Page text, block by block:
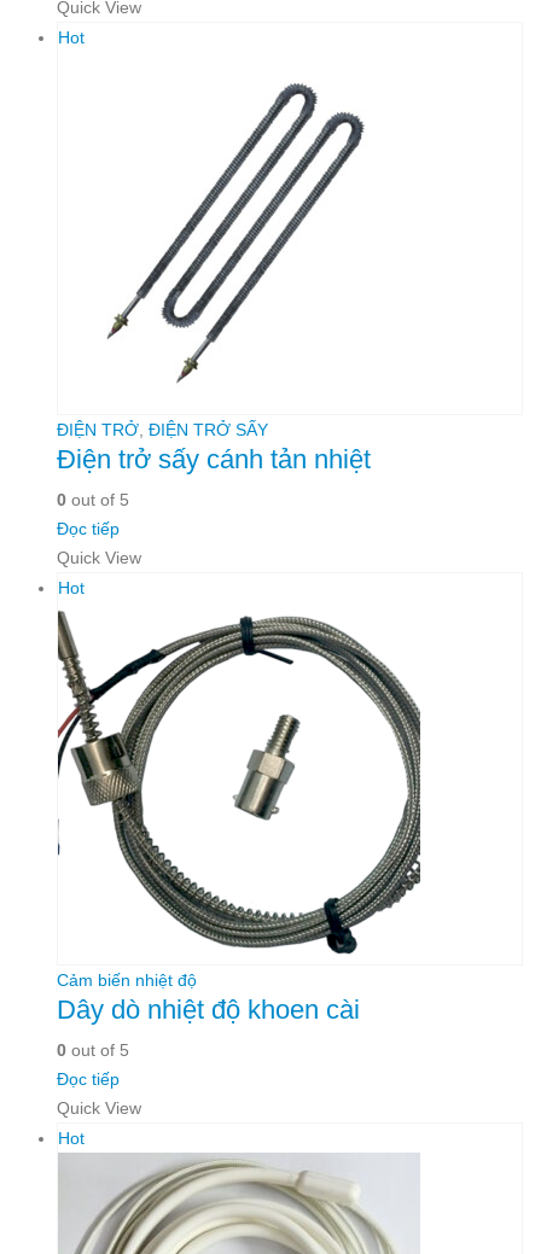
Quick View
Hot
ĐIỆN TRỞ ĐIỆN TRỞ SẤY
Điện trở sấy cánh tản nhiệt
0 out of 5
Đọc tiếp
Quick View
Hot
Cảm biến nhiệt độ
Dây dò nhiệt độ khoen cài
0 out of 5
Đọc tiếp
Quick View
Hot